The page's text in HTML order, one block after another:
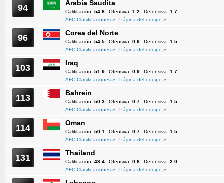
94 Arabia Saudita
Calificación: 54.8 Ofensiva: 1.2 Defensiva: 1.7
AFC Clasificaciones »
Página del equipo »
96 Corea del Norte
Calificación: 54.5 Ofensiva: 0.9 Defensiva: 1.5
AFC Clasificaciones »
Página del equipo »
103 Iraq
Calificación: 51.9 Ofensiva: 0.9 Defensiva: 1.7
AFC Clasificaciones »
Página del equipo »
113 Bahrein
Calificación: 50.3 Ofensiva: 0.7 Defensiva: 1.5
AFC Clasificaciones »
Página del equipo »
114 Oman
Calificación: 50.1 Ofensiva: 0.7 Defensiva: 1.5
AFC Clasificaciones »
Página del equipo »
131 Thailand
Calificación: 43.4 Ofensiva: 0.8 Defensiva: 2.0
AFC Clasificaciones »
Página del equipo »